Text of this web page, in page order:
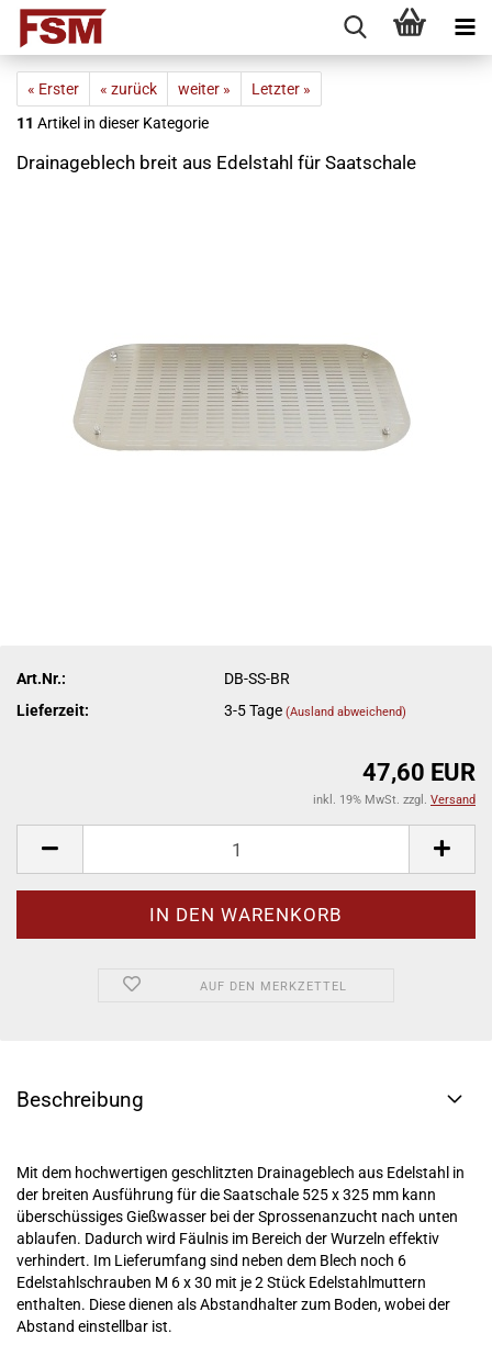
« Erster « zurück weiter »
Letzter »
11 Artikel in dieser Kategorie
Drainageblech breit aus Edelstahl für Saatschale
Art.Nr.:
DB-SS-BR
Lieferzeit:
3-5 Tage(Ausland abweichend)
47,60 EUR
inkl. 19% MwSt. zzgl. Versand
AUF DEN MERKZETTEL
Beschreibung
Mit dem hochwertigen geschlitzten Drainageblech aus Edelstahl in
der breiten Ausführung für die Saatschale 525 x 325 mm kann
überschüssiges Gießwasser bei der Sprossenanzucht nach unten
ablaufen. Dadurch wird Fäulnis im Bereich der Wurzeln effektiv
verhindert. Im Lieferumfang sind neben dem Blech noch 6
Edelstahlschrauben M 6 x 30 mit je 2 Stück Edelstahlmuttern
enthalten. Diese dienen als Abstandhalter zum Boden, wobei der
Abstand einstellbar ist.